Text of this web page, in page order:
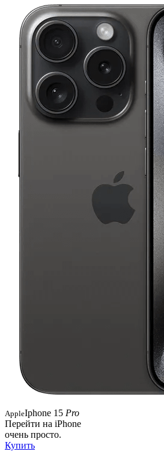
AppleIphone 15 Pro
Перейти на iPhone
очень просто.
Купить